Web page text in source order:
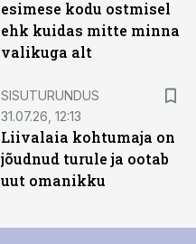
esimese kodu ostmisel
ehk kuidas mitte minna
valikuga alt
SISUTURUNDUS
31.07.26, 12:13
Liivalaia kohtumaja on
jõudnud turule ja ootab
uut omanikku